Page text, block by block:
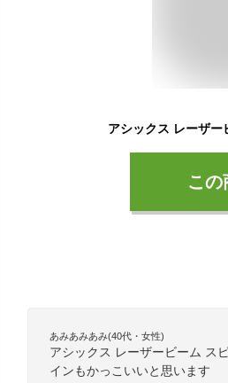
こ
あみあみあみ(40代・女性)
アシックス レーザービーム ス
インもかっこいいと思います